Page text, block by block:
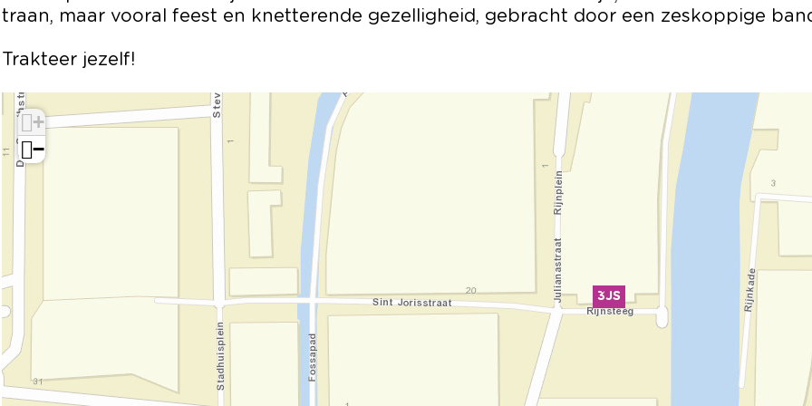
traan, maar vooral feest en knetterende gezelligheid, gebracht door een zeskoppige
Trakteer jezelf!
3JS
+
−